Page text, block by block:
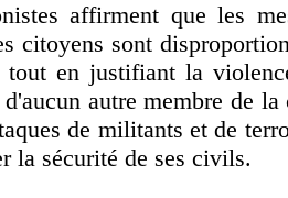
affirment que les
citoyens sont
tout en justifiant la
autre membre de
de militants et de
la sécurité de ses civils.